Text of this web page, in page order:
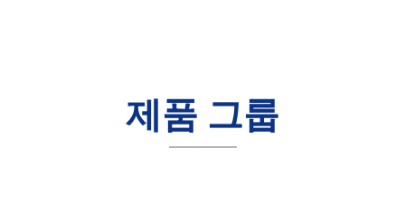
제품 그룹